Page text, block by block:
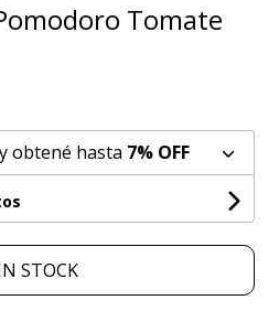
Tomate
obtené hasta 7% OFF
STOCK